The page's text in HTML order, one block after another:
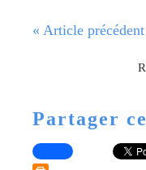
« Article précédent
Partager